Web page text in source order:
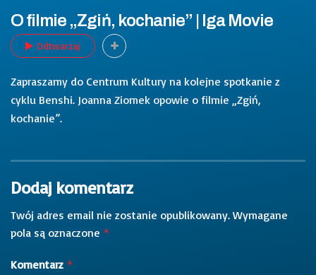
O filmie „Zgiń, kochanie” | Iga Movie
Odtwarzaj
Zapraszamy do Centrum Kultury na kolejne spotkanie z
cyklu Benshi. Joanna Ziomek opowie o filmie „Zgiń,
kochanie”.
Dodaj komentarz
Twój adres email nie zostanie opublikowany. Wymagane
pola są oznaczone *
Komentarz *